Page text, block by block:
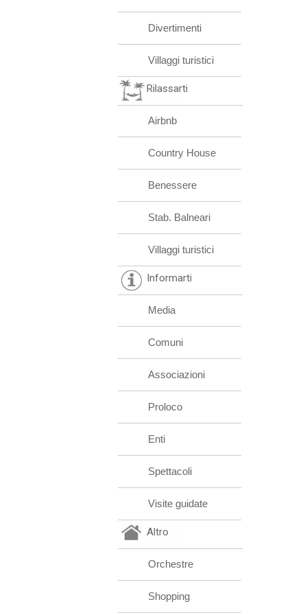
Divertimenti
Villaggi turistici
Rilassarti
Airbnb
Country House
Benessere
Stab. Balneari
Villaggi turistici
Informarti
Media
Comuni
Associazioni
Proloco
Enti
Spettacoli
Visite guidate
Altro
Orchestre
Shopping